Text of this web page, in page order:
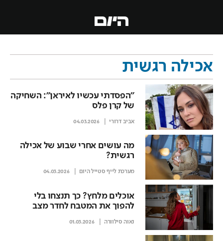
אכילה רגשית
"הפסדתי עכשיו לאיראן": השחיקה
של קרן פלס
אביב דרורי 04.03.2026
מה עושים אחרי שבוע של אכילה
רגשית?
מערכת לייף סטייל היום 04.03.2026
אוכלים מלחץ? כך תנצחו בלי
להפוך את המטבח לחדר מצב
נאוה סילוורה 01.03.2026